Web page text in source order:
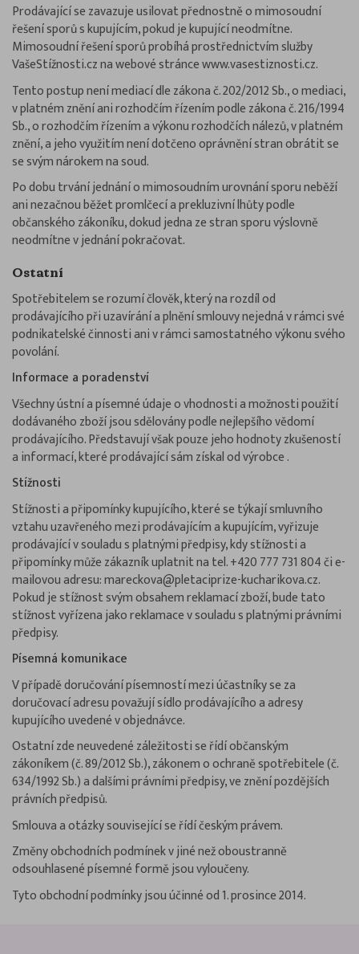
Prodávající se zavazuje usilovat přednostně o mimosoudní
řešení sporů s kupujícím, pokud je kupující neodmítne.
Mimosoudní řešení sporů probíhá prostřednictvím služby
VašeStížnosti.cz na webové stránce www.vasestiznosti.cz.
Tento postup není mediací dle zákona č. 202/2012 Sb., o mediaci,
v platném znění ani rozhodčím řízením podle zákona č. 216/1994
Sb., o rozhodčím řízením a výkonu rozhodčích nálezů, v platném
znění, a jeho využitím není dotčeno oprávnění stran obrátit se
se svým nárokem na soud.
Po dobu trvání jednání o mimosoudním urovnání sporu neběží
ani nezačnou běžet promlčecí a prekluzivní lhůty podle
občanského zákoníku, dokud jedna ze stran sporu výslovně
neodmítne v jednání pokračovat.
Ostatní
Spotřebitelem se rozumí člověk, který na rozdíl od
prodávajícího při uzavírání a plnění smlouvy nejedná v rámci své
podnikatelské činnosti ani v rámci samostatného výkonu svého
povolání.
Informace a poradenství
Všechny ústní a písemné údaje o vhodnosti a možnosti použití
dodávaného zboží jsou sdělovány podle nejlepšího vědomí
prodávajícího. Představují však pouze jeho hodnoty zkušeností
a informací, které prodávající sám získal od výrobce .
Stížnosti
Stížnosti a připomínky kupujícího, které se týkají smluvního
vztahu uzavřeného mezi prodávajícím a kupujícím, vyřizuje
prodávající v souladu s platnými předpisy, kdy stížnosti a
připomínky může zákazník uplatnit na tel. +420 777 731 804 či e-
mailovou adresu: mareckova@pletaciprize-kucharikova.cz.
Pokud je stížnost svým obsahem reklamací zboží, bude tato
stížnost vyřízena jako reklamace v souladu s platnými právními
předpisy.
Písemná komunikace
V případě doručování písemností mezi účastníky se za
doručovací adresu považují sídlo prodávajícího a adresy
kupujícího uvedené v objednávce.
Ostatní zde neuvedené záležitosti se řídí občanským
zákoníkem (č. 89/2012 Sb.), zákonem o ochraně spotřebitele (č.
634/1992 Sb.) a dalšími právními předpisy, ve znění pozdějších
právních předpisů.
Smlouva a otázky související se řídí českým právem.
Změny obchodních podmínek v jiné než oboustranně
odsouhlasené písemné formě jsou vyloučeny.
Tyto obchodní podmínky jsou účinné od 1. prosince 2014.